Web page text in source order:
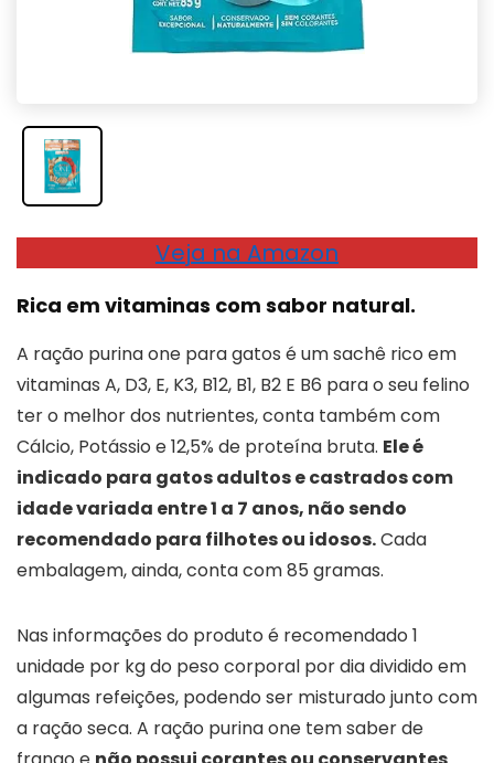
Veja na Amazon
Rica em vitaminas com sabor natural.
A ração purina one para gatos é um sachê rico em
vitaminas A, D3, E, K3, B12, B1, B2 E B6 para o seu felino
ter o melhor dos nutrientes, conta também com
Cálcio, Potássio e 12,5% de proteína bruta. Ele é
indicado para gatos adultos e castrados com
idade variada entre 1 a 7 anos, não sendo
recomendado para filhotes ou idosos.Cada
embalagem, ainda, conta com 85 gramas.
Nas informações do produto é recomendado 1
unidade por kg do peso corporal por dia dividido em
algumas refeições, podendo ser misturado junto com
a ração seca. A ração purina one tem saber de